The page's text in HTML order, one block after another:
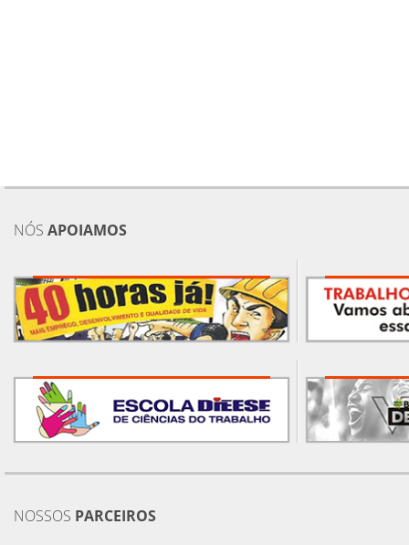
NÓS APOIAMOS
NOSSOS PARCEIROS